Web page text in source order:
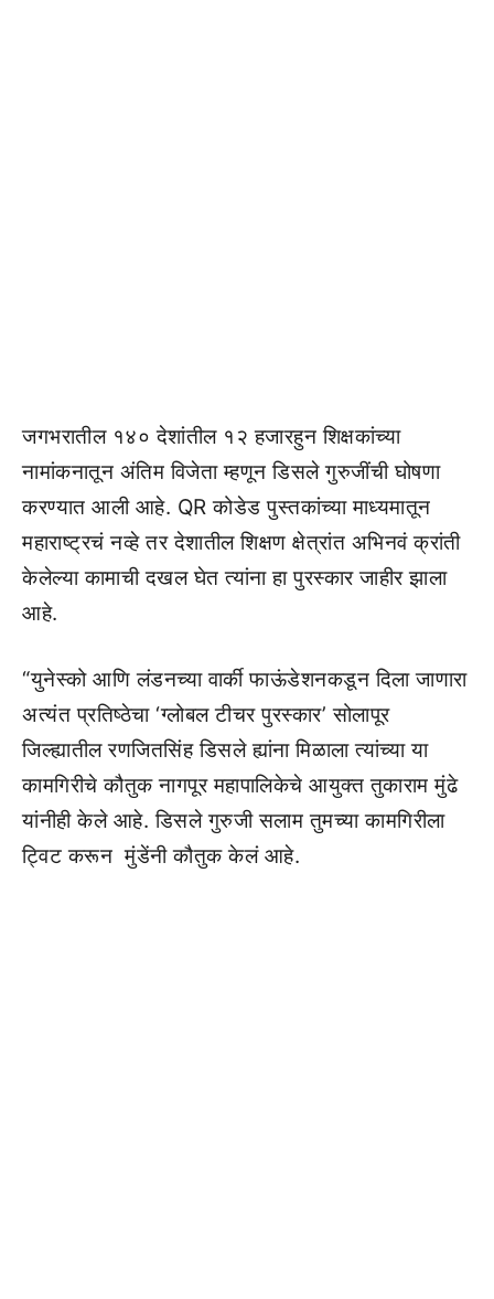
जगभरातील १४० देशांतील १२ हजारहुन शिक्षकांच्या
नामांकनातून अंतिम विजेता म्हणून डिसले गुरुजींची घोषणा
करण्यात आली आहे. QR कोडेड पुस्तकांच्या माध्यमातून
महाराष्ट्रचं नव्हे तर देशातील शिक्षण क्षेत्रांत अभिनवं क्रांती
केलेल्या कामाची दखल घेत त्यांना हा पुरस्कार जाहीर झाला
आहे.
“युनेस्को आणि लंडनच्या वार्की फाऊंडेशनकडून दिला जाणारा
अत्यंत प्रतिष्ठेचा ‘ग्लोबल टीचर पुरस्कार’ सोलापूर
जिल्ह्यातील रणजितसिंह डिसले ह्यांना मिळाला त्यांच्या या
कामगिरीचे कौतुक नागपूर महापालिकेचे आयुक्त तुकाराम मुंढे
यांनीही केले आहे. डिसले गुरुजी सलाम तुमच्या कामगिरीला
ट्विट करून मुंडेंनी कौतुक केलं आहे.